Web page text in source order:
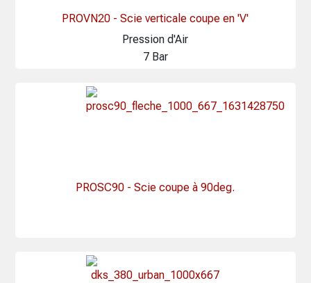
PROVN20 - Scie verticale coupe en 'V'
Pression d'Air
7 Bar
PROSC90 - Scie coupe à 90deg.